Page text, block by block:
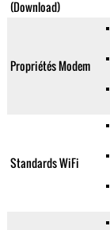
(Download)
Propriétés Modem
Standards WiFi